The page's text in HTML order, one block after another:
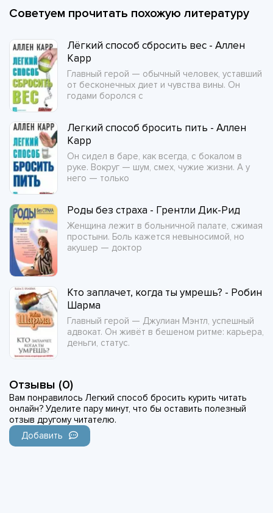
Советуем прочитать похожую литературу
Лёгкий способ сбросить вес - Аллен
Карр
Главный герой — обычный человек, уставший
от бесконечных диет и чувства вины. Он
годами боролся с
Легкий способ бросить пить - Аллен
Карр
Он сидел в баре, как всегда, с бокалом в
руке. Вокруг — шум, смех, чужие жизни. А у
него — только
Роды без страха - Грентли Дик-Рид
Женщина лежит в больничной палате, сжимая
простыни. Боль кажется невыносимой, но
акушер — доктор
Кто заплачет, когда ты умрешь? - Робин
Шарма
Главный герой — Джулиан Мэнтл, успешный
адвокат. Он живёт в бешеном ритме: карьера,
деньги, статус.
Отзывы (0)
Вам понравилось Легкий способ бросить курить читать
онлайн? Уделите пару минут, что бы оставить полезный
отзыв другому читателю.
Добавить